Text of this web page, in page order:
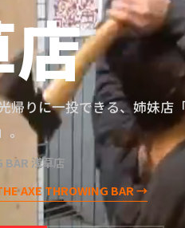
店
帰りに一投できる、姉妹店
BAR 浅草店
AXE THROWING BAR →